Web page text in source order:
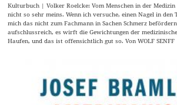
Kulturbuch | Volker Roelcke: Vom Menschen in der
nicht so sehr meins. Wenn ich versuche, einen Nagel in den
mich das nicht zum Fachmann in Sachen Schmerz
aufschlussreich, es wirft die Gewichtungen der
Haufen, und das ist offensichtlich gut so. Von WOLF SENFF